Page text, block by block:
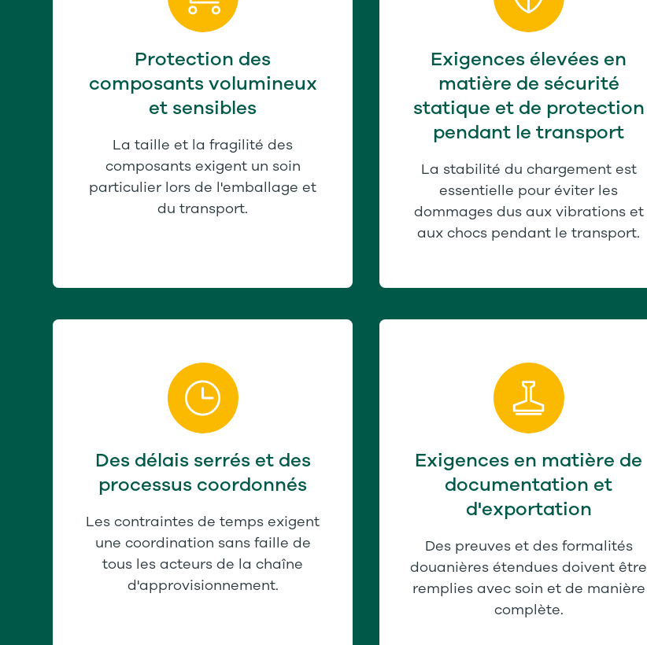
Protection des
composants volumineux
et sensibles
La taille et la fragilité des
composants exigent un soin
particulier lors de l'emballage et
du transport.
Exigences élevées en
matière de sécurité
statique et de protection
pendant le transport
La stabilité du chargement est
essentielle pour éviter les
dommages dus aux vibrations et
aux chocs pendant le transport.
Des délais serrés et des
processus coordonnés
Les contraintes de temps exigent
une coordination sans faille de
tous les acteurs de la chaîne
d'approvisionnement.
Exigences en matière de
documentation et
d'exportation
Des preuves et des formalités
douanières étendues doivent être
remplies avec soin et de manière
complète.